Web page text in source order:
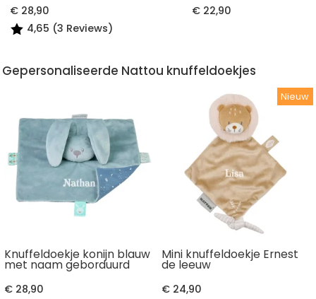
€ 28,90
4,65 (3 Reviews)
€ 22,90
Gepersonaliseerde Nattou knuffeldoekjes
Knuffeldoekje konijn blauw
met naam geborduurd
€ 28,90
Mini knuffeldoekje Ernest
de leeuw
€ 24,90